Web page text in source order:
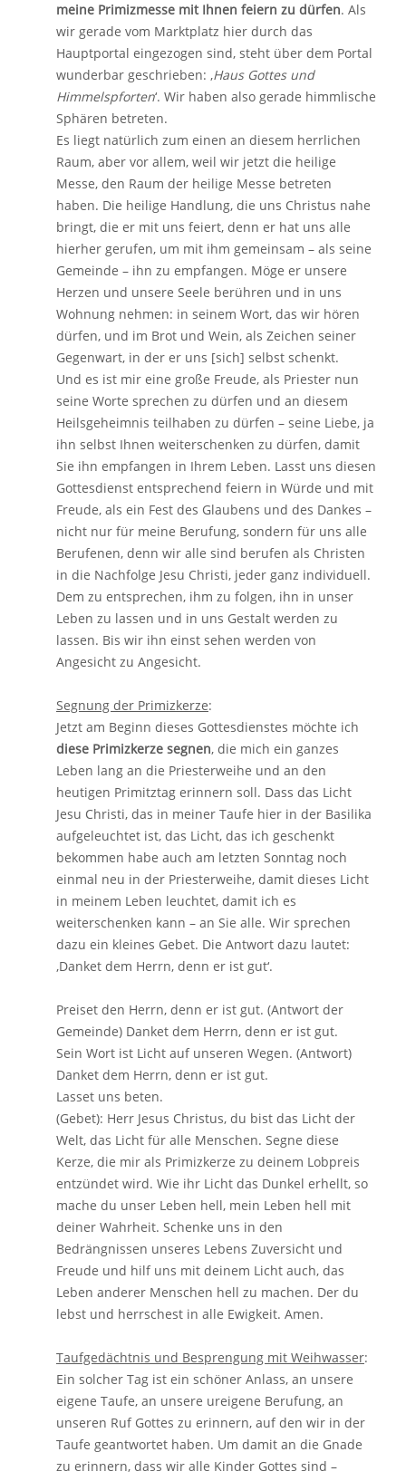
meine Primizmesse mit Ihnen feiern zu dürfen. Als
wir gerade vom Marktplatz hier durch das
Hauptportal eingezogen sind, steht über dem Portal
wunderbar geschrieben: ‚Haus Gottes und
Himmelspforten‘. Wir haben also gerade himmlische
Sphären betreten.
Es liegt natürlich zum einen an diesem herrlichen
Raum, aber vor allem, weil wir jetzt die heilige
Messe, den Raum der heilige Messe betreten
haben. Die heilige Handlung, die uns Christus nahe
bringt, die er mit uns feiert, denn er hat uns alle
hierher gerufen, um mit ihm gemeinsam – als seine
Gemeinde – ihn zu empfangen. Möge er unsere
Herzen und unsere Seele berühren und in uns
Wohnung nehmen: in seinem Wort, das wir hören
dürfen, und im Brot und Wein, als Zeichen seiner
Gegenwart, in der er uns [sich] selbst schenkt.
Und es ist mir eine große Freude, als Priester nun
seine Worte sprechen zu dürfen und an diesem
Heilsgeheimnis teilhaben zu dürfen – seine Liebe, ja
ihn selbst Ihnen weiterschenken zu dürfen, damit
Sie ihn empfangen in Ihrem Leben. Lasst uns diesen
Gottesdienst entsprechend feiern in Würde und mit
Freude, als ein Fest des Glaubens und des Dankes –
nicht nur für meine Berufung, sondern für uns alle
Berufenen, denn wir alle sind berufen als Christen
in die Nachfolge Jesu Christi, jeder ganz individuell.
Dem zu entsprechen, ihm zu folgen, ihn in unser
Leben zu lassen und in uns Gestalt werden zu
lassen. Bis wir ihn einst sehen werden von
Angesicht zu Angesicht.
Segnung der Primizkerze:
Jetzt am Beginn dieses Gottesdienstes möchte ich
diese Primizkerze segnen, die mich ein ganzes
Leben lang an die Priesterweihe und an den
heutigen Primitztag erinnern soll. Dass das Licht
Jesu Christi, das in meiner Taufe hier in der Basilika
aufgeleuchtet ist, das Licht, das ich geschenkt
bekommen habe auch am letzten Sonntag noch
einmal neu in der Priesterweihe, damit dieses Licht
in meinem Leben leuchtet, damit ich es
weiterschenken kann – an Sie alle. Wir sprechen
dazu ein kleines Gebet. Die Antwort dazu lautet:
‚Danket dem Herrn, denn er ist gut‘.
Preiset den Herrn, denn er ist gut. (Antwort der
Gemeinde) Danket dem Herrn, denn er ist gut.
Sein Wort ist Licht auf unseren Wegen. (Antwort)
Danket dem Herrn, denn er ist gut.
Lasset uns beten.
(Gebet): Herr Jesus Christus, du bist das Licht der
Welt, das Licht für alle Menschen. Segne diese
Kerze, die mir als Primizkerze zu deinem Lobpreis
entzündet wird. Wie ihr Licht das Dunkel erhellt, so
mache du unser Leben hell, mein Leben hell mit
deiner Wahrheit. Schenke uns in den
Bedrängnissen unseres Lebens Zuversicht und
Freude und hilf uns mit deinem Licht auch, das
Leben anderer Menschen hell zu machen. Der du
lebst und herrschest in alle Ewigkeit. Amen.
Taufgedächtnis und Besprengung mit Weihwasser:
Ein solcher Tag ist ein schöner Anlass, an unsere
eigene Taufe, an unsere ureigene Berufung, an
unseren Ruf Gottes zu erinnern, auf den wir in der
Taufe geantwortet haben. Um damit an die Gnade
zu erinnern, dass wir alle Kinder Gottes sind –